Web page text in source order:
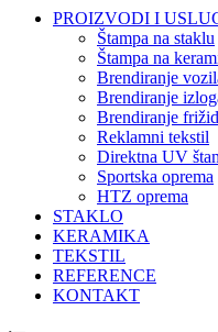
PROIZVODI I
Štampa na staklu
Štampa na
Brendiranje
Brendiranje
Brendiranje
Reklamni tekstil
Direktna UV
Sportska oprema
HTZ oprema
STAKLO
KERAMIKA
TEKSTIL
REFERENCE
KONTAKT